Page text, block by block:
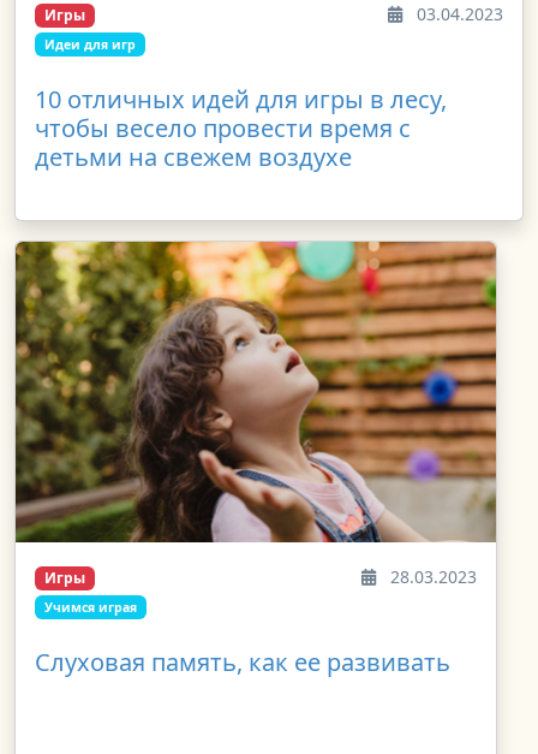
Игры 03.04.2023
Идеи для игр
10 отличных идей для игры в лесу,
чтобы весело провести время с
детьми на свежем воздухе
Игры 28.03.2023
Учимся играя
Слуховая память, как ее развивать